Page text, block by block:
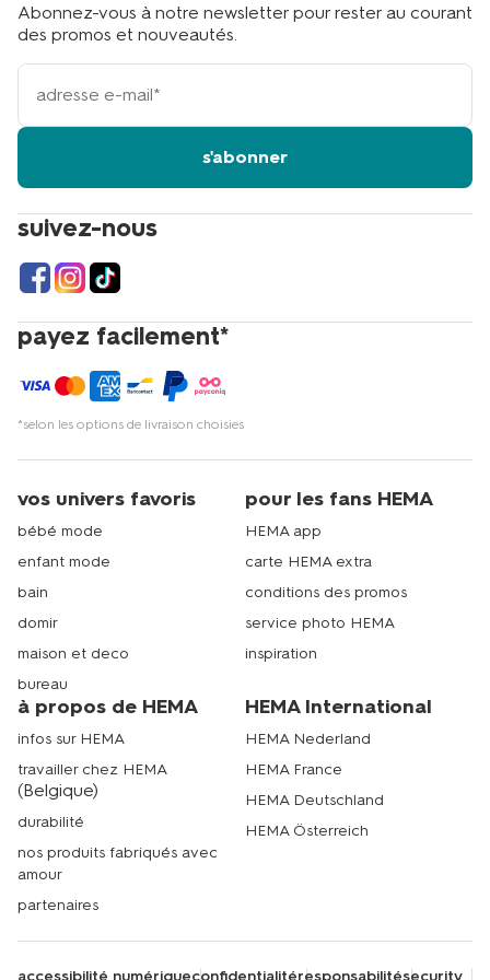
suivez-nous
payez facilement*
*selon les options de livraison choisies
Abonnez-vous à notre newsletter pour rester au courant
des promos et nouveautés.
votre
adresse
s'abonner
vos univers favoris
bébé mode
enfant mode
bain
domir
maison et deco
bureau
pour les fans HEMA
HEMA app
carte HEMA extra
conditions des promos
service photo HEMA
inspiration
à propos de HEMA
infos sur HEMA
travailler chez HEMA
(Belgique)
durabilité
nos produits fabriqués avec
amour
partenaires
HEMA International
HEMA Nederland
HEMA France
HEMA Deutschland
HEMA Österreich
accessibilité numériqueconfidentialitéresponsabilitésecurity